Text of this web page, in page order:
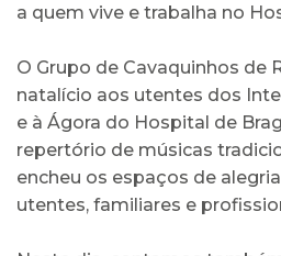
a quem vive e trabalha no
O Grupo de Cavaquinhos de
natalício aos utentes dos
e à Ágora do Hospital de
repertório de músicas
encheu os espaços de
utentes, familiares e